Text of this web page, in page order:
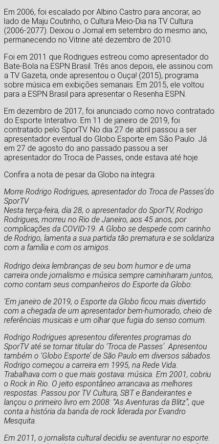
Em 2006, foi escalado por Albino Castro para ancorar, ao
lado de Maju Coutinho, o Cultura Meio-Dia na TV Cultura
(2006-2077). Deixou o Jornal em setembro do mesmo ano,
permanecendo no Vitrine até dezembro de 2010.
Foi em 2011 que Rodrigues estreou como apresentador do
Bate-Bola na ESPN Brasil. Três anos depois, ele assinou com
a TV Gazeta, onde apresentou o Ouça! (2015), programa
sobre música em exibições semanais. Em 2015, ele voltou
para a ESPN Brasil para apresentar o Resenha ESPN.
Em dezembro de 2017, foi anunciado como novo contratado
do Esporte Interativo. Em 11 de janeiro de 2019, foi
contratado pelo SporTV. No dia 27 de abril passou a ser
apresentador eventual do Globo Esporte em São Paulo. Já
em 27 de agosto do ano passado passou a ser
apresentador do Troca de Passes, onde estava até hoje.
Confira a nota de pesar da Globo na íntegra:
Morre Rodrigo Rodrigues, apresentador do Troca de Passes’do
SporTV
Nesta terça-feira, dia 28, o apresentador do SporTV, Rodrigo
Rodrigues, morreu no Rio de Janeiro, aos 45 anos, por
complicações da COVID-19. A Globo se despede com carinho
de Rodrigo, lamenta a sua partida tão prematura e se solidariza
com a família e com os amigos.
Rodrigo deixa lembranças de seu bom humor e de uma
carreira onde jornalismo e música sempre caminharam juntos,
como contam seus companheiros do Esporte da Globo:
‘Em janeiro de 2019, o Esporte da Globo ficou mais divertido
com a chegada de um apresentador bem-humorado, cheio de
referências musicais e um olhar que fugia do senso comum.
Rodrigo Rodrigues apresentou diferentes programas do
SporTV até se tornar titular do ‘Troca de Passes’. Apresentou
também o ‘Globo Esporte’ de São Paulo em diversos sábados.
Rodrigo começou a carreira em 1995, na Rede Vida.
Trabalhava com o que mais gostava: música. Em 2001, cobriu
o Rock in Rio. O jeito espontâneo arrancava as melhores
respostas. Passou por TV Cultura, SBT e Bandeirantes e
lançou o primeiro livro em 2008: “As Aventuras da Blitz”, que
conta a história da banda de rock liderada por Evandro
Mesquita.
Em 2011, o jornalista cultural decidiu se aventurar no esporte.